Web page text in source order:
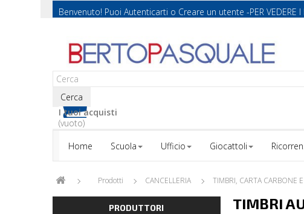
Benvenuto! Puoi Autenticarti o Creare un utente -PER VEDERE I
Cerca
I tuoi acquisti
(vuoto)
Home
Scuola Ufficio Giocattoli
Prodotti CANCELLERIA TIMBRI, CARTA CARBONE
PRODUTTORI TIMBRI